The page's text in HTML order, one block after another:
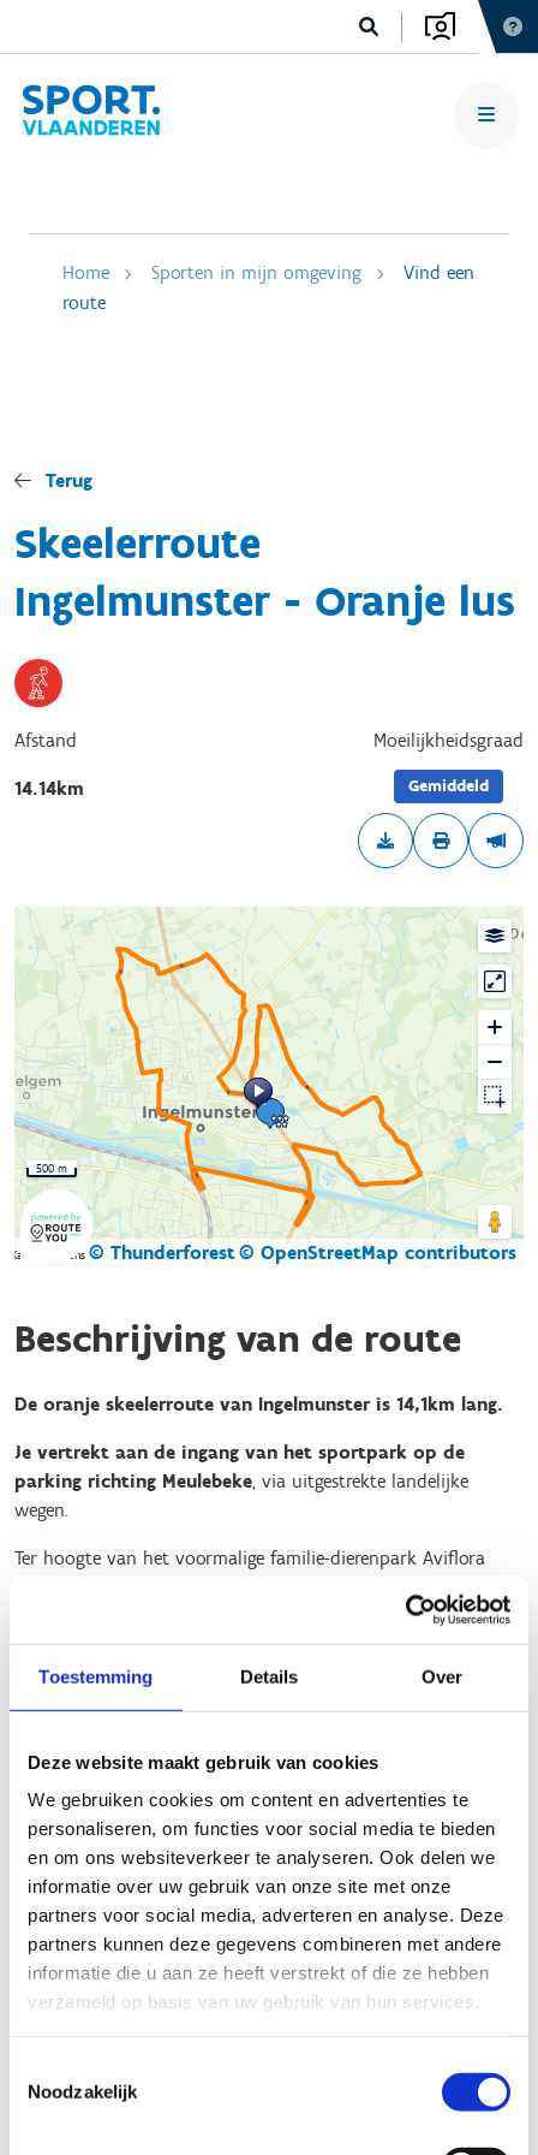
Toestemming Details Over
Deze website maakt gebruik van cookies
We gebruiken cookies om content en advertenties te
personaliseren, om functies voor social media te bieden
en om ons websiteverkeer te analyseren. Ook delen we
informatie over uw gebruik van onze site met onze
partners voor social media, adverteren en analyse. Deze
partners kunnen deze gegevens combineren met andere
informatie die u aan ze heeft verstrekt of die ze hebben
verzameld op basis van uw gebruik van hun services.
Noodzakelijk
Home Sporten in mijn omgeving
Vind een
route
Terug
Skeelerroute
Ingelmunster - Oranje lus
Afstand
14.14km
Moeilijkheidsgraad
Gemiddeld
Kaartgegevens © Thunderforest© OpenStreetMap contributors
500 m
Beschrijving van de route
De oranje skeelerroute van Ingelmunster is 14,1km lang.
Je vertrekt aan de ingang van het sportpark op de
parking richting Meulebeke, via uitgestrekte landelijke
wegen.
Ter hoogte van het voormalige familie-dierenpark Aviflora
zetten via de landelijke Doelstraat, waar we de herberg “De
Hazekapel”, dat sinds 2002 een beschermd gebouw is, voorbij
gaan. Het dateert uit ca 1891 en wordt beschermd o.a. omwille
Vervolgens komen we het centrum van Ingelmunster binnen,
om via de Brigandsbrug onze weg te vervolgen, richting
kanaal, langs het natuurspeelplein en het onlangs geopende
skatepark. Langs het kanaal kan je verder skeeleren en zo de
verbinding maken met Oostrozebeke.
Onderweg kan je overschakelen op de lussen Izegem en
Emelgem.
Het Skeelernetwerk Midwest
waaiert uit over de gemeenten
Ardooie, Hooglede, Ingelmunster, Izegem, Ledegem,
Roeselare, Ruiselede, Staden, Tielt, Wielsbeke en Wingene met
een totale afstand van circa 450km.